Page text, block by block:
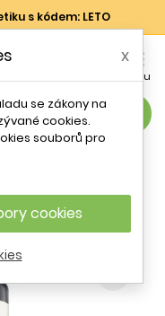
s kódem: LETO

Menu
search
x
se zákony na
cookies.
souborů pro
cookies